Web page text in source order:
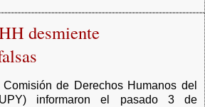
desmiente
de Derechos Humanos del
informaron el pasado 3 de